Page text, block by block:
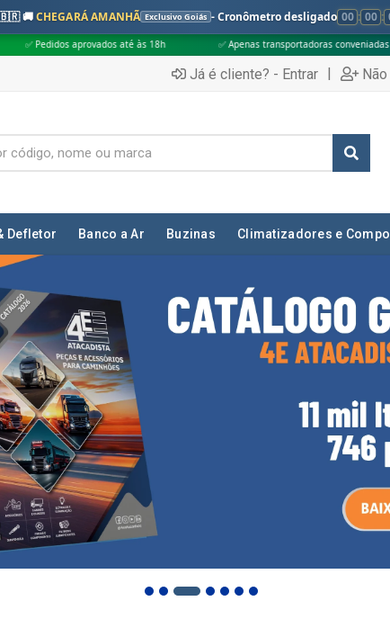
🚚CHEGARÁ AMANHÃ Exclusivo Goiás - Cronômetro desligado 00 : 00 :
às 18h ✅ Apenas transportadoras conveniadas (Grupo G5) 🎁
Já é cliente? - Entrar |
Defletor Banco a Ar Buzinas Climatizadores e